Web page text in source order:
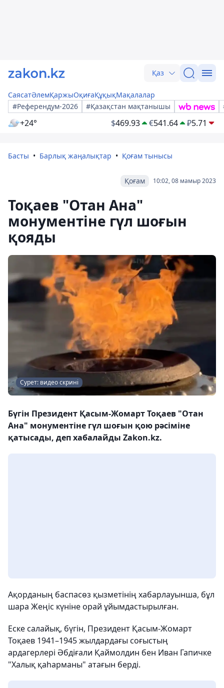
Қаз
СаясатӘлемҚаржыОқиғаҚұқықМақалалар
#Референдум-2026
#Қазақстан мақтанышы
+24° $469.93 €541.64 ₽5.71
Басты Барлық жаңалықтар Қоғам тынысы
10:02, 08 мамыр 2023
Қоғам
Тоқаев "Отан Ана"
монументіне гүл шоғын
қояды
Сурет: видео скрині
Бүгін Президент Қасым-Жомарт Тоқаев "Отан
Ана" монументіне гүл шоғын қою рәсіміне
қатысады, деп хабалайды Zakon.kz.
Ақорданың баспасөз қызметінің хабарлауынша, бұл
шара Жеңіс күніне орай ұйымдастырылған.
Еске салайық, бүгін, Президент Қасым-Жомарт
Тоқаев 1941–1945 жылдардағы соғыстың
ардагерлері Әбдіғали Қаймолдин бен Иван Гапичке
"Халық қаhарманы" атағын берді.